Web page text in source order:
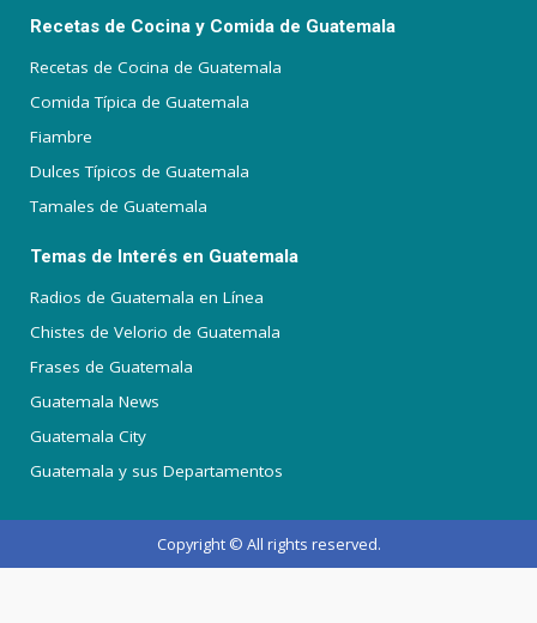
Recetas de Cocina y Comida de Guatemala
Recetas de Cocina de Guatemala
Comida Típica de Guatemala
Fiambre
Dulces Típicos de Guatemala
Tamales de Guatemala
Temas de Interés en Guatemala
Radios de Guatemala en Línea
Chistes de Velorio de Guatemala
Frases de Guatemala
Guatemala News
Guatemala City
Guatemala y sus Departamentos
Copyright © All rights reserved.